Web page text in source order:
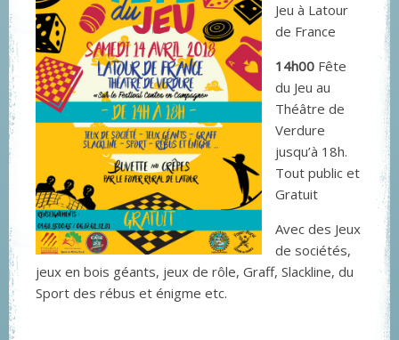
Jeu à Latour
de France
14h00 Fête
du Jeu au
Théâtre de
Verdure
jusqu’à 18h.
Tout public et
Gratuit
Avec des Jeux
de sociétés,
jeux en bois géants, jeux de rôle, Graff, Slackline, du
Sport des rébus et énigme etc.